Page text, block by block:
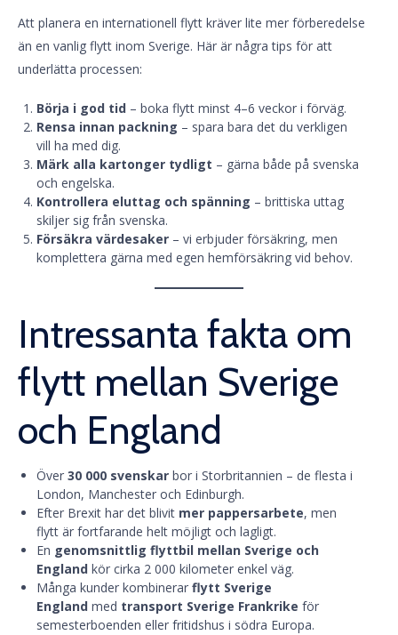
Att planera en internationell flytt kräver lite mer förberedelse
än en vanlig flytt inom Sverige. Här är några tips för att
underlätta processen:
Börja i god tid – boka flytt minst 4–6 veckor i förväg.
Rensa innan packning – spara bara det du verkligen
vill ha med dig.
Märk alla kartonger tydligt – gärna både på svenska
och engelska.
Kontrollera eluttag och spänning – brittiska uttag
skiljer sig från svenska.
Försäkra värdesaker – vi erbjuder försäkring, men
komplettera gärna med egen hemförsäkring vid behov.
Intressanta fakta om
flytt mellan Sverige
och England
Över 30 000 svenskar bor i Storbritannien – de flesta i
London, Manchester och Edinburgh.
Efter Brexit har det blivit mer pappersarbete, men
flytt är fortfarande helt möjligt och lagligt.
En genomsnittlig flyttbil mellan Sverige och
England kör cirka 2 000 kilometer enkel väg.
Många kunder kombinerar flytt Sverige
England med transport Sverige Frankrike för
semesterboenden eller fritidshus i södra Europa.